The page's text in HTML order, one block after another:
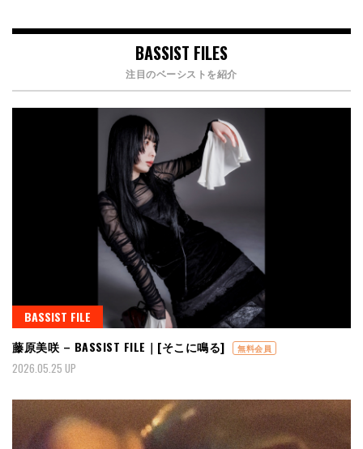
BASSIST FILES
注目のベーシストを紹介
BASSIST FILE
藤原美咲 – BASSIST FILE｜[そこに鳴る]
無料会員
2026.05.25 UP